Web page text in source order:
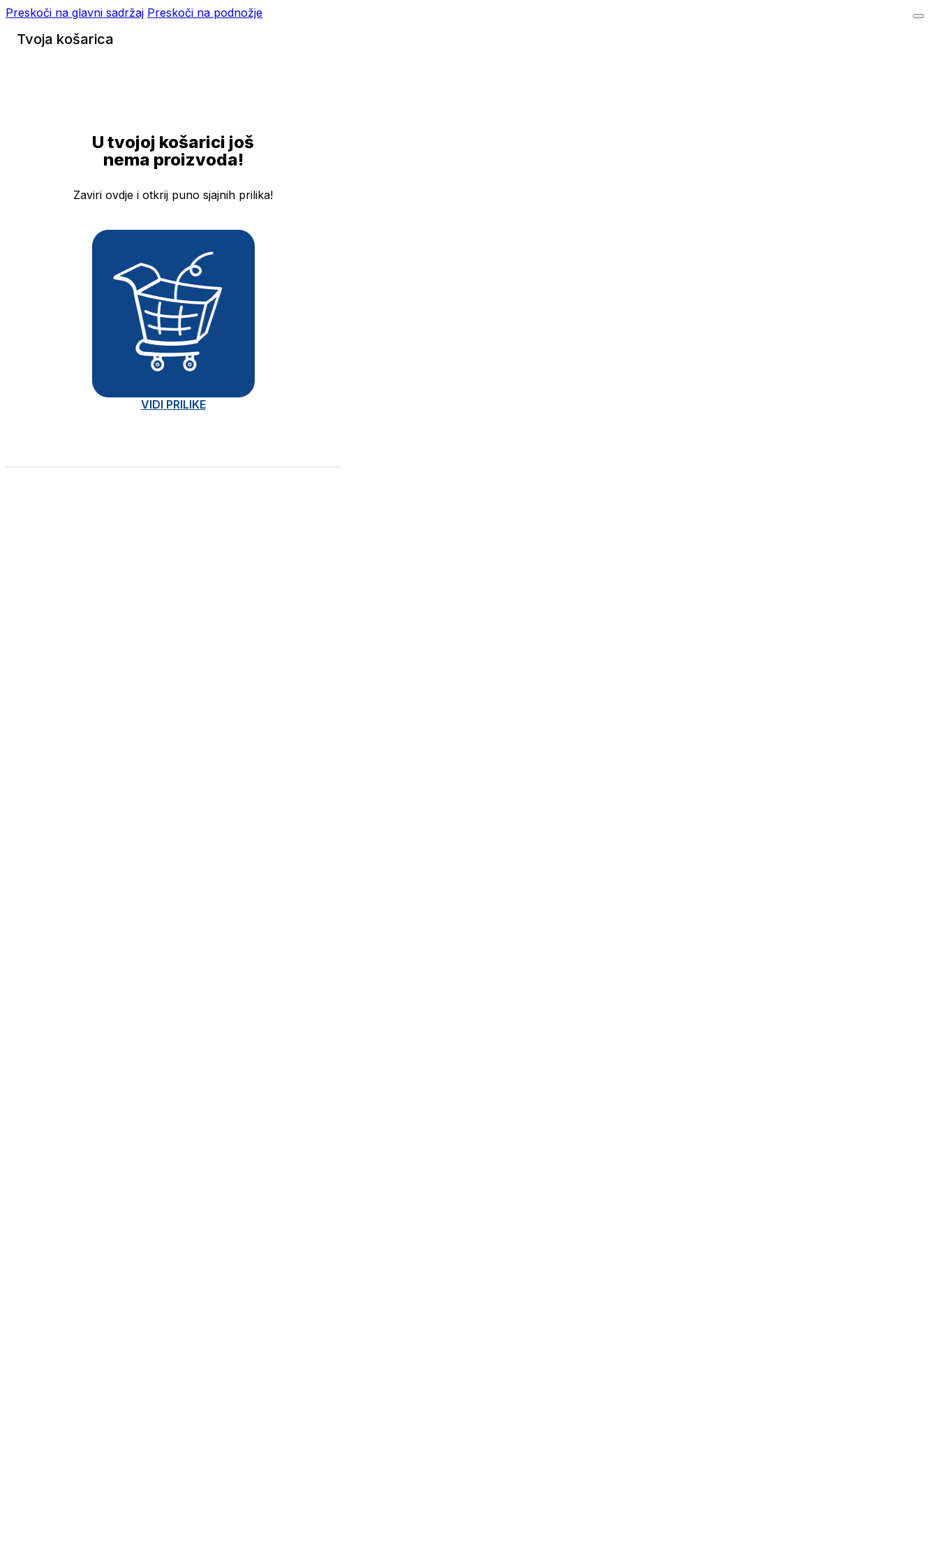
Preskoči na glavni sadržaj Preskoči na podnožje
Tvoja košarica
U tvojoj košarici još
nema proizvoda!
Zaviri ovdje i otkrij puno sjajnih prilika!
VIDI PRILIKE